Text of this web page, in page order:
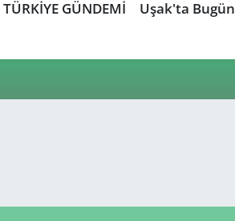
TÜRKİYE GÜNDEMİ Uşak'ta Bugün